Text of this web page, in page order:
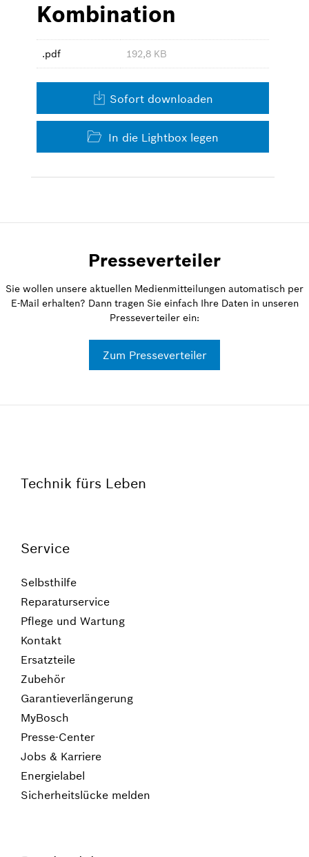
Kombination
.pdf 192,8 KB
Sofort downloaden
In die Lightbox legen
Presseverteiler
Sie wollen unsere aktuellen Medienmitteilungen automatisch per
E-Mail erhalten? Dann tragen Sie einfach Ihre Daten in unseren
Presseverteiler ein:
Zum Presseverteiler
Technik fürs Leben
Service
Selbsthilfe
Reparaturservice
Pflege und Wartung
Kontakt
Ersatzteile
Zubehör
Garantieverlängerung
MyBosch
Presse-Center
Jobs & Karriere
Energielabel
Sicherheitslücke melden